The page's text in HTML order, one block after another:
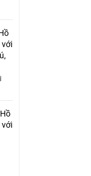
với
với